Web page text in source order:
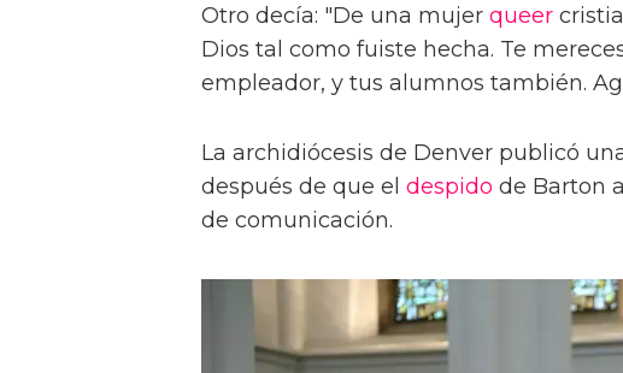
Otro decía: "De una mujer queer
Dios tal como fuiste hecha. Te
empleador, y tus alumnos también.
La archidiócesis de Denver publicó
después de que el despido de Barton
de comunicación.